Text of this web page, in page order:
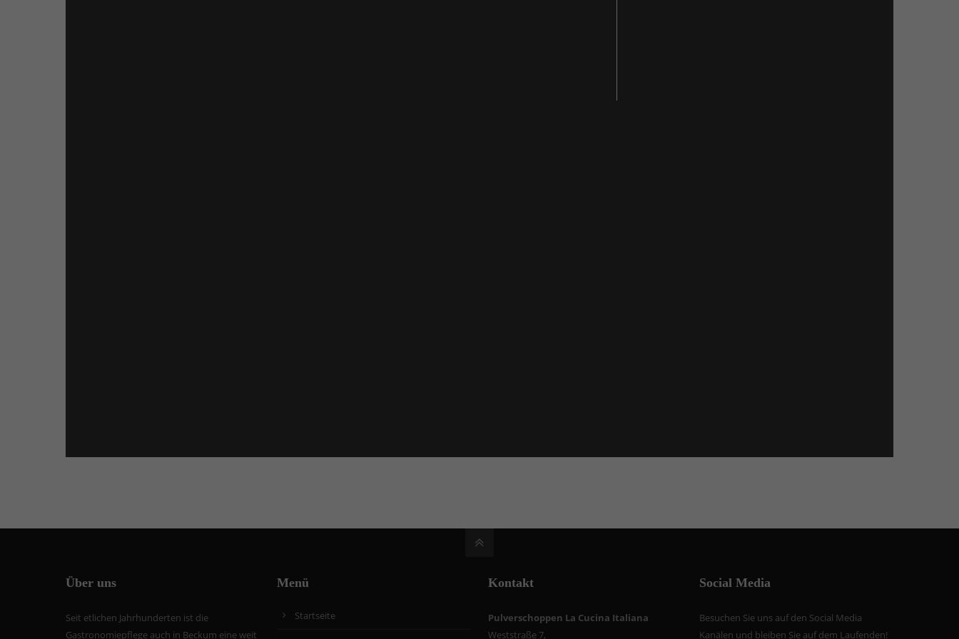
Über uns
Seit etlichen Jahrhunderten ist die
Gastronomiepflege auch in Beckum eine weit
Menü
Startseite
Kontakt
Pulverschoppen La Cucina Italiana
Weststraße 7,
Social Media
Besuchen Sie uns auf den Social Media
Kanälen und bleiben Sie auf dem Laufenden!